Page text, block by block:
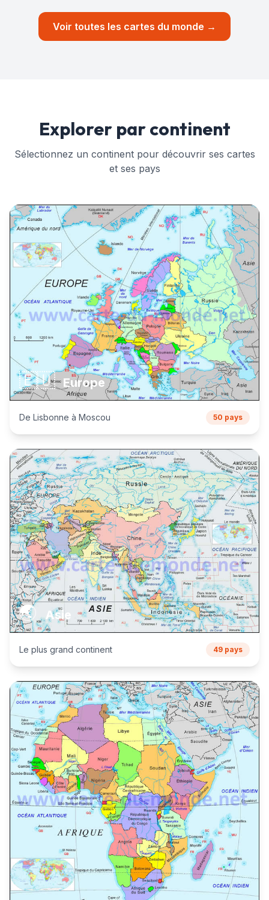
Voir toutes les cartes du monde →
Explorer par continent
Sélectionnez un continent pour découvrir ses cartes
et ses pays
🇪🇺 Europe
De Lisbonne à Moscou 50 pays
🌏 Asie
Le plus grand continent 49 pays